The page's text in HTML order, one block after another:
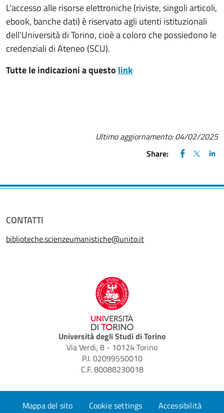
L'accesso alle risorse elettroniche (riviste, singoli articoli,
ebook, banche dati) è riservato agli utenti istituzionali
dell'Università di Torino, cioè a coloro che possiedono le
credenziali di Ateneo (SCU).
Tutte le indicazioni a questo link
Ultimo aggiornamento:04/02/2025
Share:
FACEBOOK
(apre una
X
(apre
CONTATTI
biblioteche.scienzeumanistiche@unito.it
Università degli Studi di Torino
Via Verdi, 8 - 10124 Torino
P.I. 02099550010
C.F. 80088230018
Mappa del sito Cookie settings Accessibilità